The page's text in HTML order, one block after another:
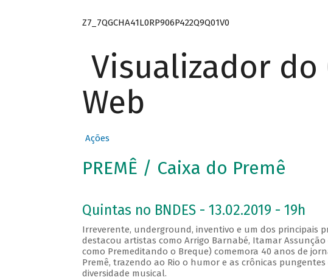
Z7_7QGCHA41L0RP906P422Q9Q01V0
Visualizador do
Web
Ações
PREMÊ / Caixa do Premê
Quintas no BNDES - 13.02.2019 - 19h
Irreverente, underground, inventivo e um dos principais
destacou artistas como Arrigo Barnabé, Itamar
como Premeditando o Breque) comemora 40 anos de
Premê, trazendo ao Rio o humor e as crônicas
diversidade musical.